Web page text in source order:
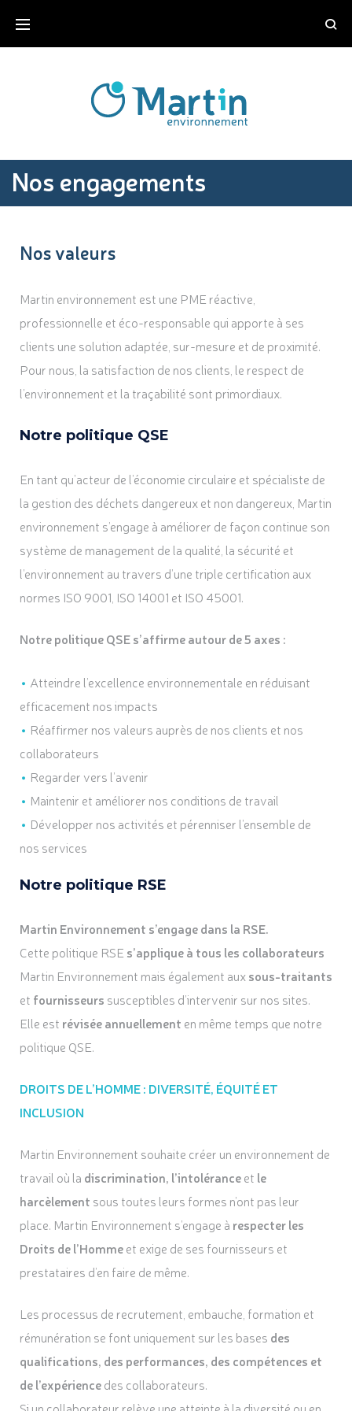
Nos engagements
Nos valeurs
Martin environnement est une PME réactive,
professionnelle et éco-responsable qui apporte à ses
clients une solution adaptée, sur-mesure et de proximité.
Pour nous, la satisfaction de nos clients, le respect de
l’environnement et la traçabilité sont primordiaux.
Notre politique QSE
En tant qu’acteur de l’économie circulaire et spécialiste de
la gestion des déchets dangereux et non dangereux, Martin
environnement s’engage à améliorer de façon continue son
système de management de la qualité, la sécurité et
l’environnement au travers d’une triple certification aux
normes ISO 9001, ISO 14001 et ISO 45001.
Notre politique QSE s’affirme autour de 5 axes :
Atteindre l’excellence environnementale en réduisant
efficacement nos impacts
Réaffirmer nos valeurs auprès de nos clients et nos
collaborateurs
Regarder vers l’avenir
Maintenir et améliorer nos conditions de travail
Développer nos activités et pérenniser l’ensemble de
nos services
Notre politique RSE
Martin Environnement s’engage dans la RSE.
Cette politique RSE s’applique à tous les collaborateurs
Martin Environnement mais également auxsous-traitants
et fournisseurs susceptibles d’intervenir sur nos sites.
Elle est révisée annuellement en même temps que notre
politique QSE.
DROITS DE L’HOMME : DIVERSITÉ, ÉQUITÉ ET
INCLUSION
Martin Environnement souhaite créer un environnement de
travail où la discrimination, l’intoléranceet le
harcèlement sous toutes leurs formes n’ont pas leur
place. Martin Environnement s’engage à respecter les
Droits de l’Hommeet exige de ses fournisseurs et
prestataires d’en faire de même.
Les processus de recrutement, embauche, formation et
rémunération se font uniquement sur les bases des
qualifications, des performances, des compétences et
de l’expériencedes collaborateurs.